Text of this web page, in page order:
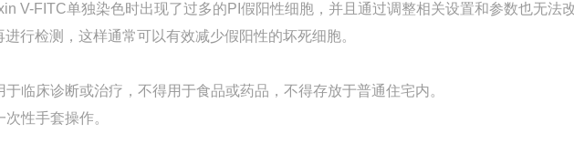
V-FITC单独染色时出现了过多的PI假阳性细胞，并且通过调整相关设置和参数也无法
行检测，这样通常可以有效减少假阳性的坏死细胞。
临床诊断或治疗，不得用于食品或药品，不得存放于普通住宅内。
性手套操作。